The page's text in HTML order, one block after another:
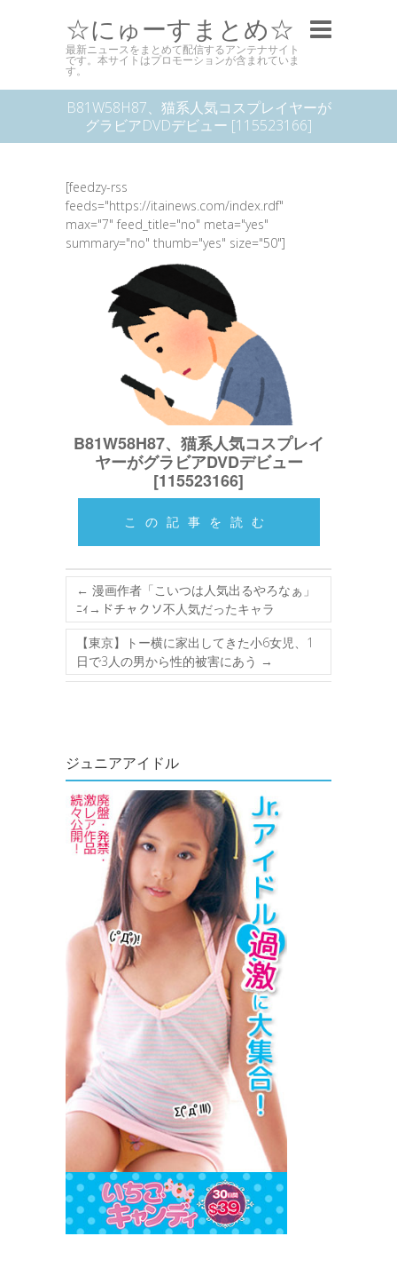
☆にゅーすまとめ☆
最新ニュースをまとめて配信するアンテナサイト
です。本サイトはプロモーションが含まれていま
す。
B81W58H87、猫系人気コスプレイヤーが
グラビアDVDデビュー [115523166]
[feedzy-rss
feeds="https://itainews.com/index.rdf"
max="7" feed_title="no" meta="yes"
summary="no" thumb="yes" size="50"]
B81W58H87、猫系人気コスプレイ
ヤーがグラビアDVDデビュー
[115523166]
この記事を読む
← 漫画作者「こいつは人気出るやろなぁ」
ﾆｨ→ドチャクソ不人気だったキャラ
【東京】トー横に家出してきた小6女児、1
日で3人の男から性的被害にあう →
ジュニアアイドル